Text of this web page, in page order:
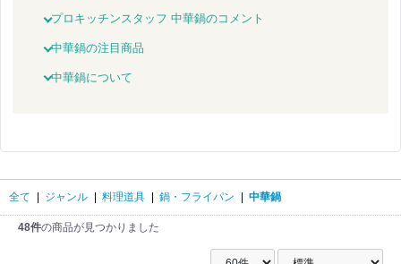
プロキッチンスタッフ 中華鍋のコメント
中華鍋の注目商品
中華鍋について
全て | ジャンル | 料理道具 | 鍋・フライパン | 中華鍋
48件の商品が見つかりました